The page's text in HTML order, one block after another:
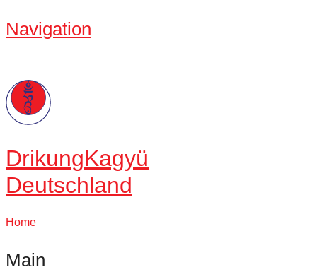
Navigation
DrikungKagyü
Deutschland
Home
Main